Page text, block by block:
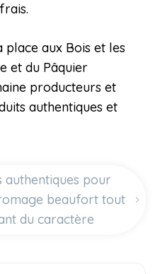
place aux Bois et les
et du Pâquier
producteurs et
authentiques et
authentiques pour
beaufort tout
du caractère